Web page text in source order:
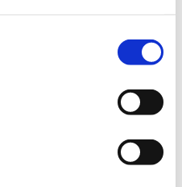
og udvalgte produkter